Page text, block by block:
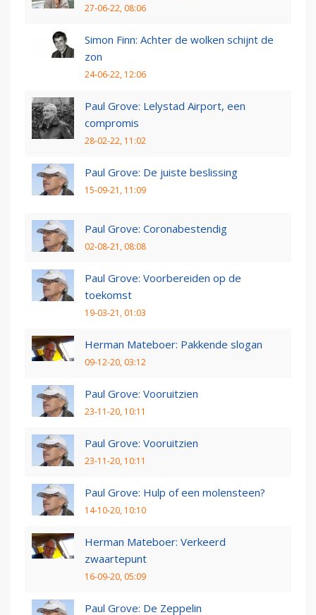
27-06-22, 08:06
Simon Finn: Achter de wolken schijnt de
zon
24-06-22, 12:06
Paul Grove: Lelystad Airport, een
compromis
28-02-22, 11:02
Paul Grove: De juiste beslissing
15-09-21, 11:09
Paul Grove: Coronabestendig
02-08-21, 08:08
Paul Grove: Voorbereiden op de
toekomst
19-03-21, 01:03
Herman Mateboer: Pakkende slogan
09-12-20, 03:12
Paul Grove: Vooruitzien
23-11-20, 10:11
Paul Grove: Vooruitzien
23-11-20, 10:11
Paul Grove: Hulp of een molensteen?
14-10-20, 10:10
Herman Mateboer: Verkeerd
zwaartepunt
16-09-20, 05:09
Paul Grove: De Zeppelin